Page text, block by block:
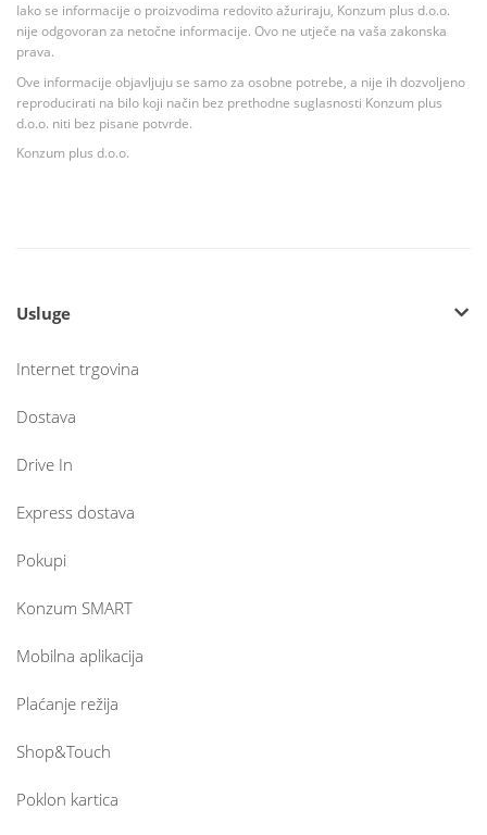
Iako se informacije o proizvodima redovito ažuriraju, Konzum plus d.o.o.
nije odgovoran za netočne informacije. Ovo ne utječe na vaša zakonska
prava.
Ove informacije objavljuju se samo za osobne potrebe, a nije ih dozvoljeno
reproducirati na bilo koji način bez prethodne suglasnosti Konzum plus
d.o.o. niti bez pisane potvrde.
Konzum plus d.o.o.
Usluge
Internet trgovina
Dostava
Drive In
Express dostava
Pokupi
Konzum SMART
Mobilna aplikacija
Plaćanje režija
Shop&Touch
Poklon kartica